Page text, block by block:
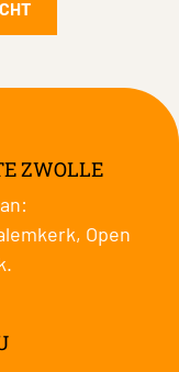
ZWOLLE
, Open
.